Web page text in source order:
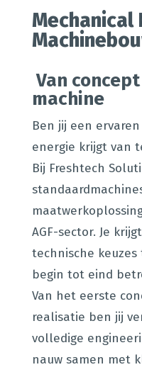
Mechanical
Van
machine
Ben jij een
energie krijgt van
Bij Freshtech
AGF-sector. Je
technische
begin tot eind
Van het eerste
realisatie ben jij
volledige
nauw samen met